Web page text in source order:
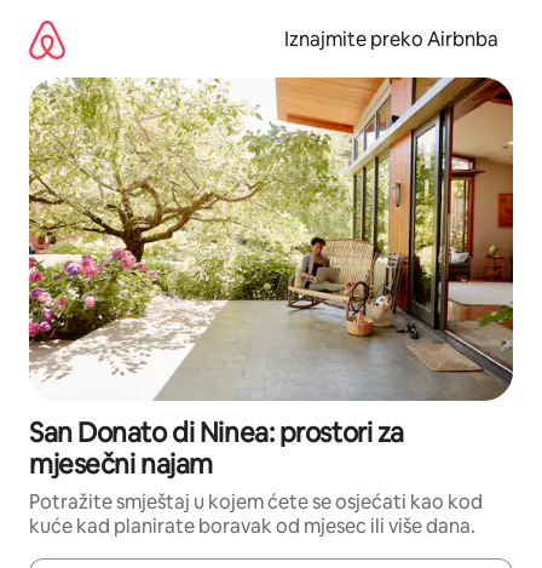
sadržaj
Iznajmite preko Airbnba
San Donato di Ninea: prostori za
mjesečni najam
Potražite smještaj u kojem ćete se osjećati kao kod
kuće kad planirate boravak od mjesec ili više dana.